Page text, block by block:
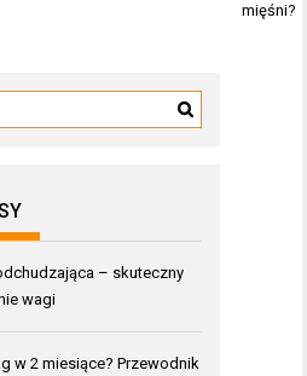
mięśni?
– skuteczny
wagi
w 2 miesiące? Przewodnik